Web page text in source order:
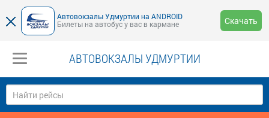
Автовокзалы Удмуртии на ANDROID
Билеты на автобус у вас в кармане
Скачать
АВТОВОКЗАЛЫ УДМУРТИИ